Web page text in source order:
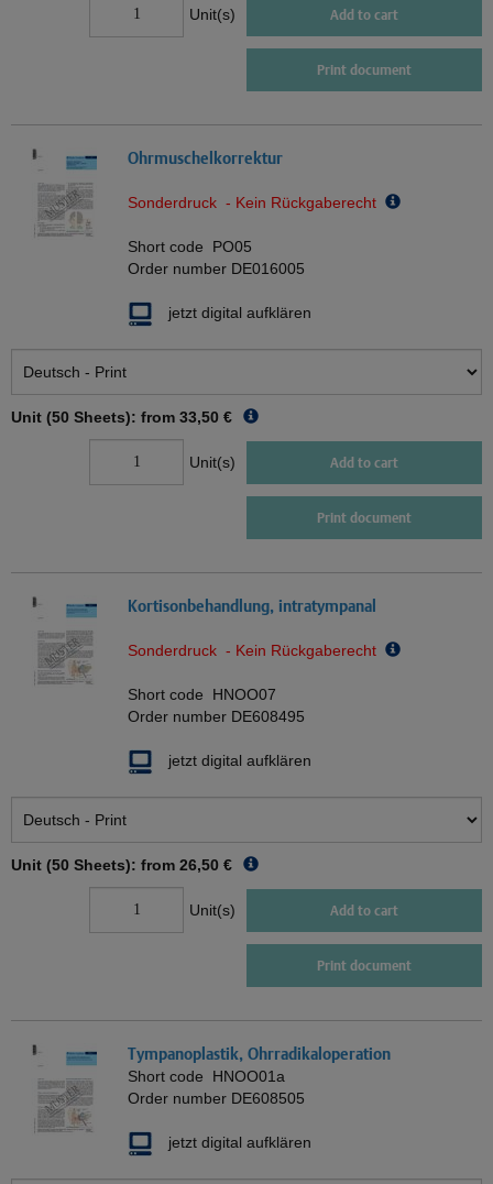
Unit(s) Add to cart
Print document
Ohrmuschelkorrektur
Sonderdruck - Kein Rückgaberecht
Short code PO05
Order number DE016005
jetzt digital aufklären
Unit (50 Sheets): from 33,50 €
Unit(s) Add to cart
Print document
Kortisonbehandlung, intratympanal
Sonderdruck - Kein Rückgaberecht
Short code HNOO07
Order number DE608495
jetzt digital aufklären
Unit (50 Sheets): from 26,50 €
Unit(s) Add to cart
Print document
Tympanoplastik, Ohrradikaloperation
Short code HNOO01a
Order number DE608505
jetzt digital aufklären